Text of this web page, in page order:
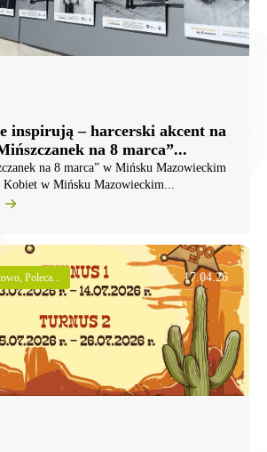
inspirują – harcerski akcent na
na 8 marca”...
na 8 marca” w Mińsku Mazowieckim
w Mińsku Mazowieckim...
Poleca... 17.04.26